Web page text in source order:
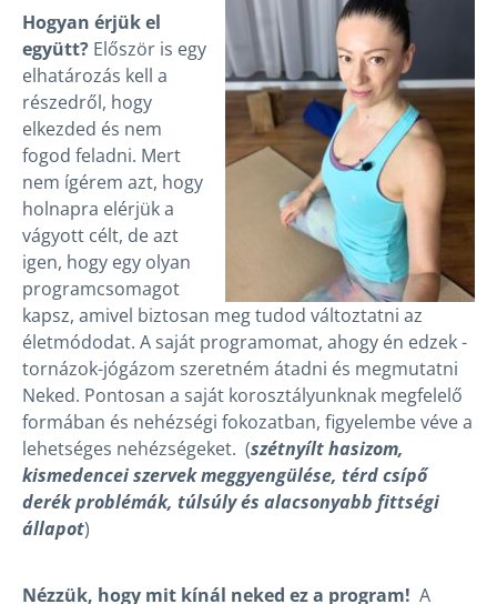
Hogyan érjük el
együtt? Először is egy
elhatározás kell a
részedről, hogy
elkezded és nem
fogod feladni. Mert
nem ígérem azt, hogy
holnapra elérjük a
vágyott célt, de azt
igen, hogy egy olyan
programcsomagot
kapsz, amivel biztosan meg tudod változtatni az
életmódodat. A saját programomat, ahogy én edzek -
tornázok-jógázom szeretném átadni és megmutatni
Neked. Pontosan a saját korosztályunknak megfelelő
formában és nehézségi fokozatban, figyelembe véve a
lehetséges nehézségeket. (szétnyílt hasizom,
kismedencei szervek meggyengülése, térd csípő
derék problémák, túlsúly és alacsonyabb fittségi
állapot)
Nézzük, hogy mit kínál neked ez a program! A